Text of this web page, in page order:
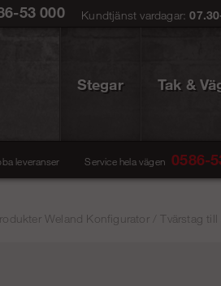
53 000 Kundtjänst vardagar:
Stegar Tak &
leveranser Service hela vägen 0586-
Weland Konfigurator/Tvärstag